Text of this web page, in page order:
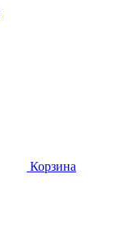
Корзина